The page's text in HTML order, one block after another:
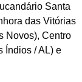
Santa
das Vitórias
Novos), Centro
Índios / AL) e